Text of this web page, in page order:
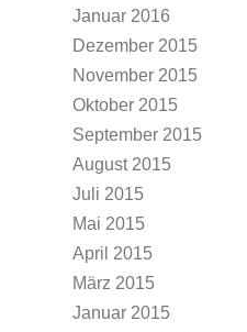
Januar 2016
Dezember 2015
November 2015
Oktober 2015
September 2015
August 2015
Juli 2015
Mai 2015
April 2015
März 2015
Januar 2015